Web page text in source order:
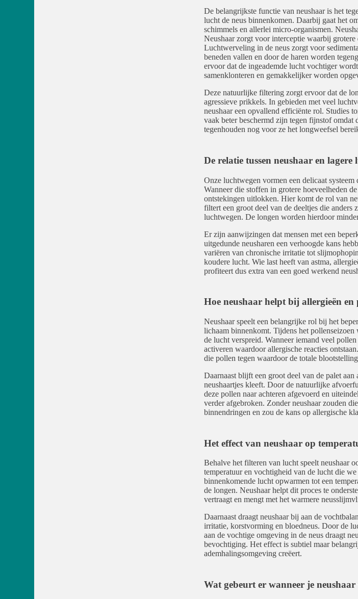
De belangrijkste functie van neushaar is het
lucht de neus binnenkomen. Daarbij gaat het
schimmels en allerlei micro-organismen.
Neushaar zorgt voor interceptie waarbij
Luchtwerveling in de neus zorgt voor
beneden vallen en door de haren worden
ervoor dat de ingeademde lucht vochtiger
samenklonteren en gemakkelijker worden
Deze natuurlijke filtering zorgt ervoor dat de
agressieve prikkels. In gebieden met veel
neushaar een opvallend efficiënte rol. Studies
vaak beter beschermd zijn tegen fijnstof omdat
tegenhouden nog voor ze het longweefsel
De relatie tussen neushaar en
Onze luchtwegen vormen een delicaat
Wanneer die stoffen in grotere hoeveelheden
ontstekingen uitlokken. Hier komt de rol van
filtert een groot deel van de deeltjes die anders
luchtwegen. De longen worden hierdoor
Er zijn aanwijzingen dat mensen met een
uitgedunde neusharen een verhoogde kans
variëren van chronische irritatie tot
koudere lucht. Wie last heeft van astma,
profiteert dus extra van een goed werkend
Hoe neushaar helpt bij allergieën
Neushaar speelt een belangrijke rol bij het
lichaam binnenkomt. Tijdens het
de lucht verspreid. Wanneer iemand veel
activeren waardoor allergische reacties
die pollen tegen waardoor de totale
Daarnaast blijft een groot deel van de palet
neushaartjes kleeft. Door de natuurlijke
deze pollen naar achteren afgevoerd en
verder afgebroken. Zonder neushaar zouden
binnendringen en zou de kans op allergische
Het effect van neushaar op
Behalve het filteren van lucht speelt neushaar
temperatuur en vochtigheid van de lucht die
binnenkomende lucht opwarmen tot een
de longen. Neushaar helpt dit proces te
vertraagt en mengt met het warmere
Daarnaast draagt neushaar bij aan de
irritatie, korstvorming en bloedneus. Door de
aan de vochtige omgeving in de neus draagt
bevochtiging. Het effect is subtiel maar
ademhalingsomgeving creëert.
Wat gebeurt er wanneer je